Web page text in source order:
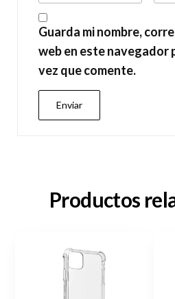
Guarda mi nombre,
web en este navegador
vez que comente.
Productos